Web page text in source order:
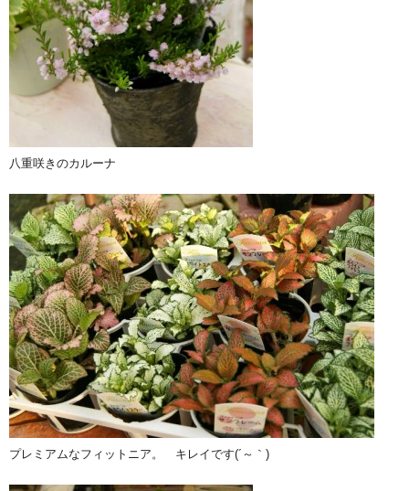
八重咲きのカルーナ
プレミアムなフィットニア。 キレイです(´～｀)